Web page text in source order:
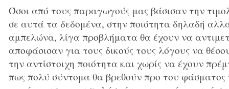
Όσοι από τους παραγωγούς μας βάσισαν την
σε αυτά τα δεδομένα, στην ποιότητα δηλαδή
αμπελώνα, λίγα προβλήματα θα έχουν να
αποφάσισαν για τους δικούς τους λόγους να
την αντίστοιχη ποιότητα και χωρίς να έχουν
πως πολύ σύντομα θα βρεθούν προ του φάσματος